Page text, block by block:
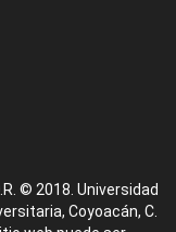
© 2018. Universidad
Coyoacán, C.